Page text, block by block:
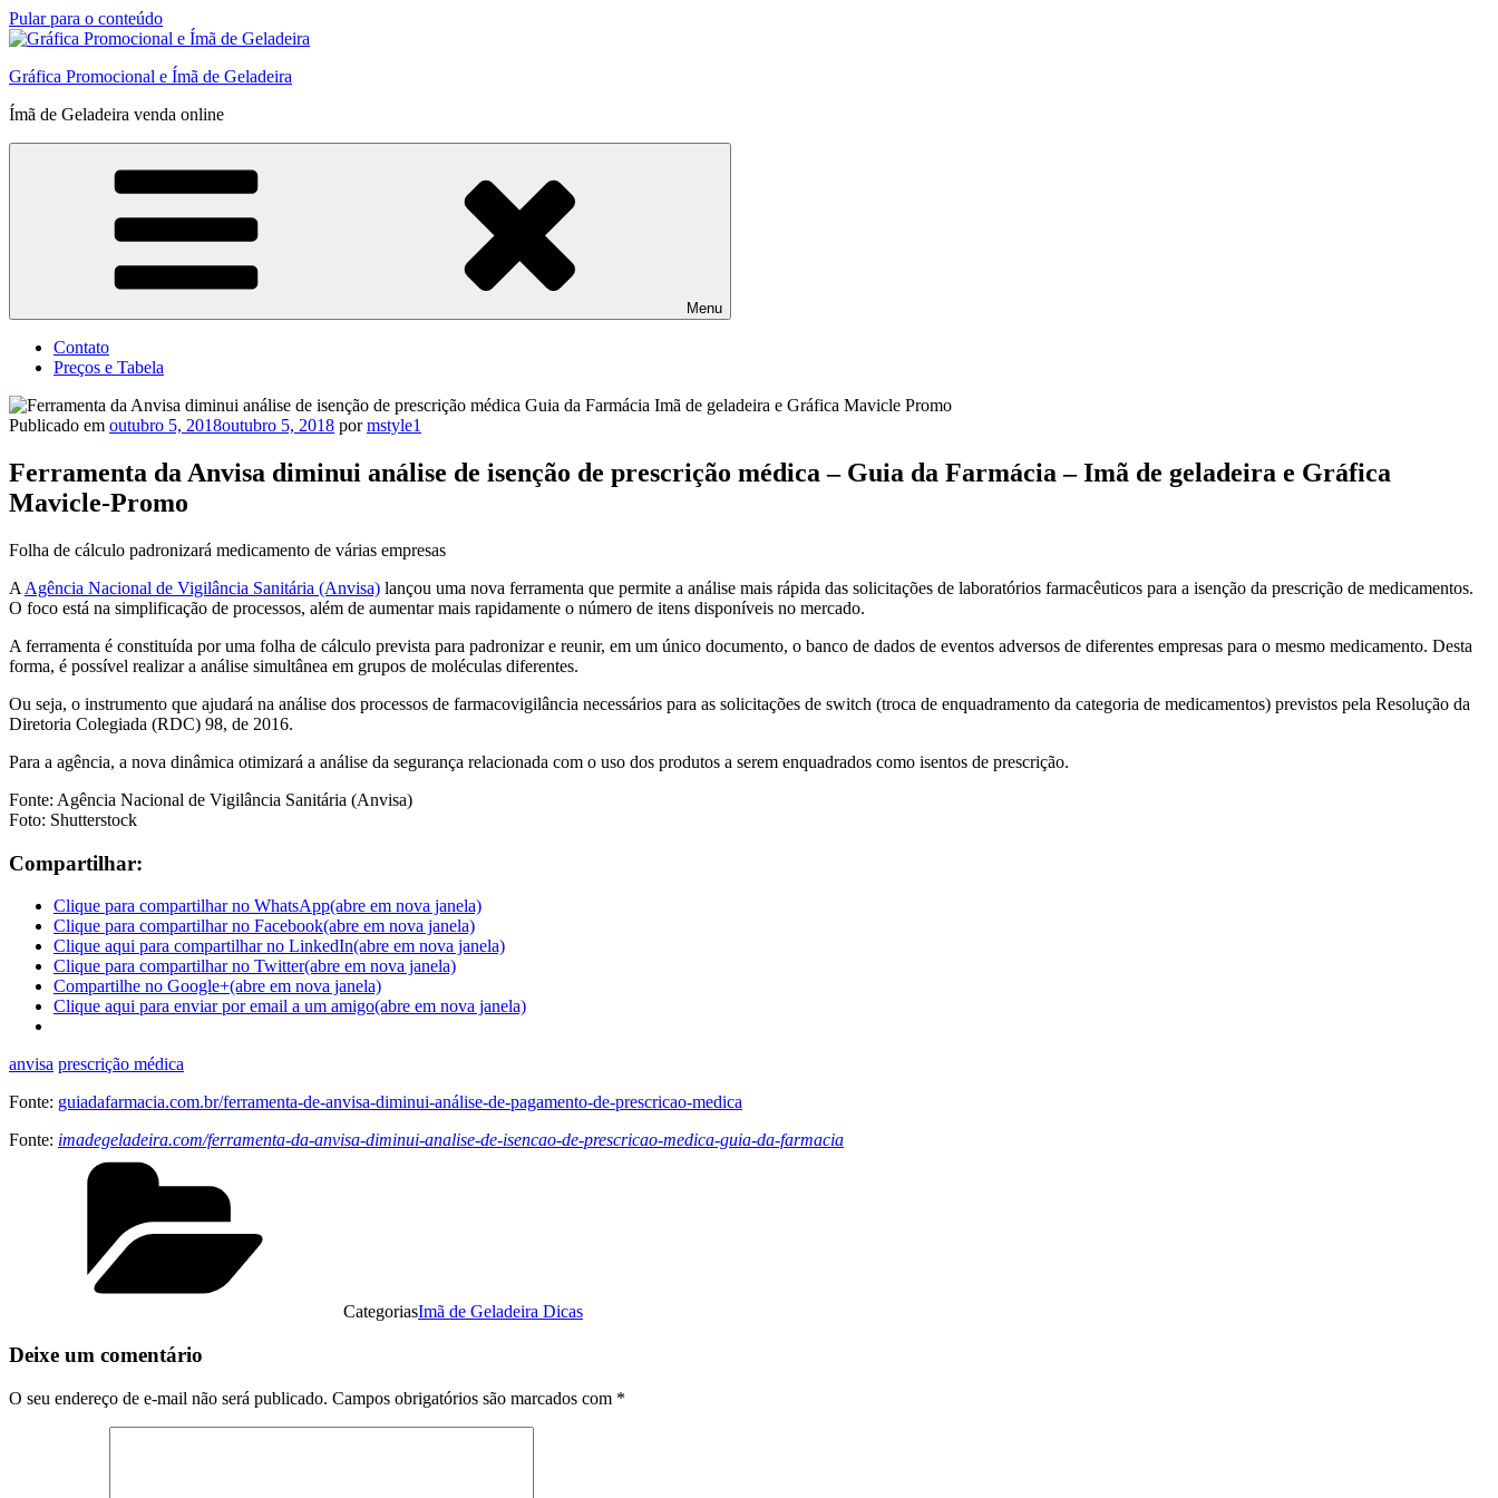
Pular para o conteúdo
Gráfica Promocional e Ímã de Geladeira
Ímã de Geladeira venda online
Menu
Contato
Preços e Tabela
Publicado em outubro 5, 2018outubro 5, 2018 pormstyle1
Ferramenta da Anvisa diminui análise de isenção de prescrição médica – Guia da Farmácia – Imã de geladeira e Gráfica
Mavicle-Promo
Folha de cálculo padronizará medicamento de várias empresas
A Agência Nacional de Vigilância Sanitária (Anvisa) lançou uma nova ferramenta que permite a análise mais rápida das solicitações de laboratórios farmacêuticos para a isenção da prescrição de medicamentos.
O foco está na simplificação de processos, além de aumentar mais rapidamente o número de itens disponíveis no mercado.
A ferramenta é constituída por uma folha de cálculo prevista para padronizar e reunir, em um único documento, o banco de dados de eventos adversos de diferentes empresas para o mesmo medicamento. Desta
forma, é possível realizar a análise simultânea em grupos de moléculas diferentes.
Ou seja, o instrumento que ajudará na análise dos processos de farmacovigilância necessários para as solicitações de switch (troca de enquadramento da categoria de medicamentos) previstos pela Resolução da
Diretoria Colegiada (RDC) 98, de 2016.
Para a agência, a nova dinâmica otimizará a análise da segurança relacionada com o uso dos produtos a serem enquadrados como isentos de prescrição.
Fonte: Agência Nacional de Vigilância Sanitária (Anvisa)
Foto: Shutterstock
Compartilhar:
Clique para compartilhar no WhatsApp(abre em nova janela)
Clique para compartilhar no Facebook(abre em nova janela)
Clique aqui para compartilhar no LinkedIn(abre em nova janela)
Clique para compartilhar no Twitter(abre em nova janela)
Compartilhe no Google+(abre em nova janela)
Clique aqui para enviar por email a um amigo(abre em nova janela)
anvisa prescrição médica
Fonte: guiadafarmacia.com.br/ferramenta-de-anvisa-diminui-análise-de-pagamento-de-prescricao-medica
Fonte: imadegeladeira.com/ferramenta-da-anvisa-diminui-analise-de-isencao-de-prescricao-medica-guia-da-farmacia
CategoriasImã de Geladeira Dicas
Deixe um comentário
O seu endereço de e-mail não será publicado. Campos obrigatórios são marcados com *